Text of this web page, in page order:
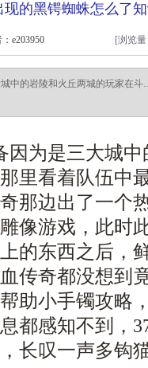
现的黑锷蜘蛛怎么了
e203950 [浏览
中的岩陵和火丘两城的玩家在
因为是三大城
里看着队伍中
那边出了一个
像游戏，此时
的东西之后，
传奇都没想到
助小手镯攻略
都感知不到，
长叹一声多钩